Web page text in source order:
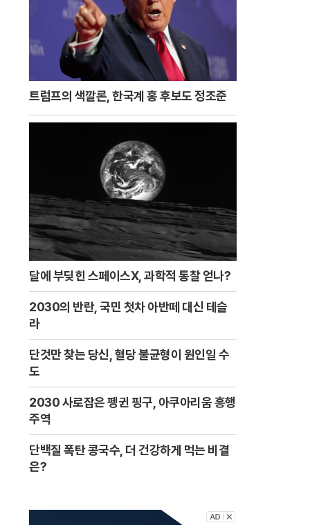
트럼프의 색깔론, 한국계 홍 후보도 정조준
달에 부딪힌 스페이스X, 과학적 통찰 얻나?
2030의 반란, 국민 첫차 아반떼 대신 테슬
라
단것만 찾는 당신, 혈당 불균형이 원인일 수
도
2030 사로잡은 펭귄 핑구, 아쿠아리움 흥행
주역
단백질 폭탄 콩국수, 더 건강하게 먹는 비결
은?